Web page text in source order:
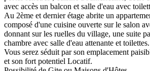
avec accès un balcon et salle d'eau avec
Au 2ème et dernier étage abrite un
composé d'une cuisine ouverte sur le salon
donnant sur les ruelles du village, une suite
chambre avec salle d'eau attenante et toilettes.
Vous serez séduit par son emplacement
et son fort potentiel Locatif.